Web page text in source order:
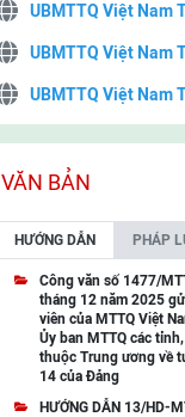
UBMTTQ Việt Nam
UBMTTQ Việt Nam
UBMTTQ Việt Nam
UBMTTQ Việt Nam
UBMTTQ Việt Nam
UBMTTQ Việt Nam
UBMTTQ Việt Nam
UBMTTQ Việt Nam
UBMTTQ Việt Nam
VĂN BẢN
HƯỚNG DẪN PHÁP
Công văn số 1477/
tháng 12 năm 2025
viên của MTTQ Việt
Ủy ban MTTQ các
thuộc Trung ương về
14 của Đảng
HƯỚNG DẪN 13/HD-